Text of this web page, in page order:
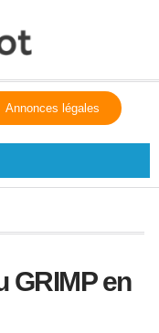
Annonces légales
GRIMP en